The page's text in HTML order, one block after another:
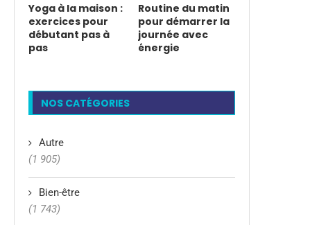
Yoga à la maison :
exercices pour
débutant pas à
pas
Routine du matin
pour démarrer la
journée avec
énergie
NOS CATÉGORIES
Autre
(1 905)
Bien-être
(1 743)